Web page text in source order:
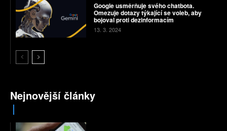
Google usměrňuje svého chatbota.
Omezuje dotazy týkající se voleb, aby
bojoval proti dezinformacím
13. 3. 2024
Nejnovější články